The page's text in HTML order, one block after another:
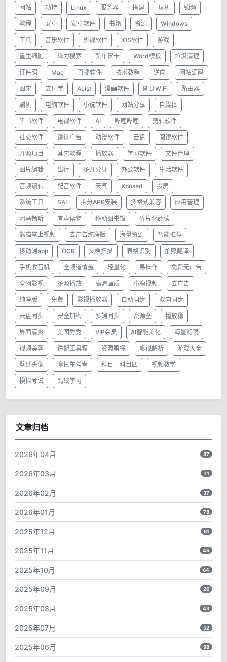
网站 劫持 Linux 服务器 搭建 玩机 锁频
教程 安卓 安卓软件 书籍 资源 Windows
工具 音乐软件 影视软件 IOS软件 游戏
重生细胞 磁力搜索 新年贺卡 Word模板 垃圾清理
证件照 Mac 直播软件 技术教程 逆向 网站源码
图床 支付宝 AList 漫画软件 随身WiFi 路由器
刷机 电脑软件 小说软件 网站分享 自媒体
听书软件 电视软件 AI 哔哩哔哩 剪辑软件
社交软件 跳过广告 动漫软件 云盘 阅读软件
开源项目 其它教程 播放器 学习软件 文件管理
图片编辑 出行 多开分身 办公软件 生活软件
音频编辑 配音软件 天气 Xposed 投屏
系统工具 SAI 拆分APK安装 多格式兼容 应用管理
河马畅听 有声读物 移动图书馆 碎片化阅读
熊猫掌上视频 去广告纯净版 海量资源 智能推荐
移动端app OCR 文档扫描 表格识别 拍照翻译
手机收音机 全频道覆盖 轻量化 易操作 免费无广告
全网影视 多源播放 高清画质 小鹿视频 去广告
纯净版 免费 影视播放器 自动同步 双向同步
云盘同步 安全加密 多端同步 资源全 播放稳
界面清爽 美图秀秀 VIP会员 AI智能美化 海量滤镜
视频美容 适配工具箱 资源嗅探 影视解析 游戏大全
壁纸头像 摩托车驾考 科目一科目四 视频教学
模拟考试 离线学习
文章归档
2026年04月 37
2026年03月 71
2026年02月 37
2026年01月 78
2025年12月 61
2025年11月 45
2025年10月 64
2025年09月 26
2025年08月 43
2025年07月 52
2025年06月 98